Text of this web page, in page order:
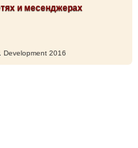
и месенджерах
2016